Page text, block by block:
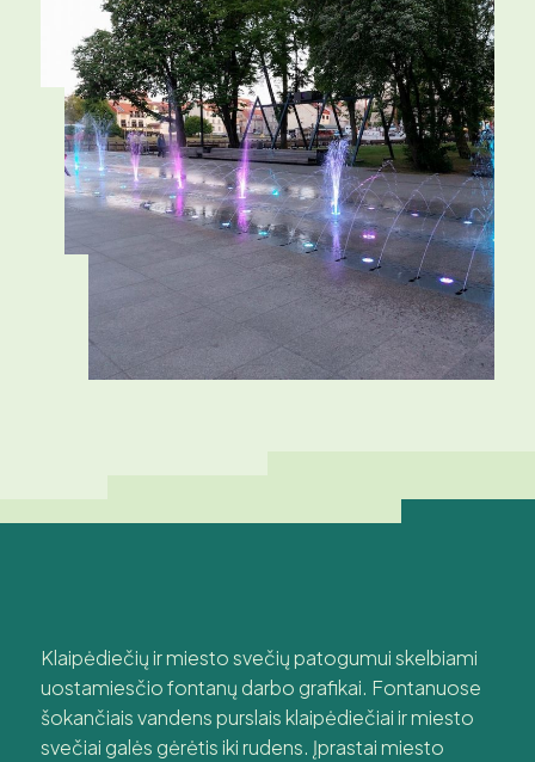
Klaipėdiečių ir miesto svečių patogumui skelbiami
uostamiesčio fontanų darbo grafikai. Fontanuose
šokančiais vandens purslais klaipėdiečiai ir miesto
svečiai galės gėrėtis iki rudens. Įprastai miesto